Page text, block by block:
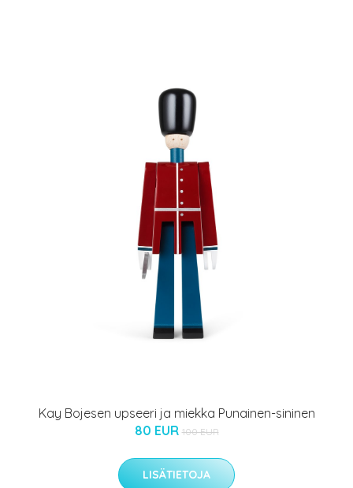
Kay Bojesen upseeri ja miekka Punainen-sininen
80 EUR 100 EUR
LISÄTIETOJA